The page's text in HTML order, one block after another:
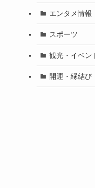
エンタメ情報
スポーツ
観光・イベン
開運・縁結び